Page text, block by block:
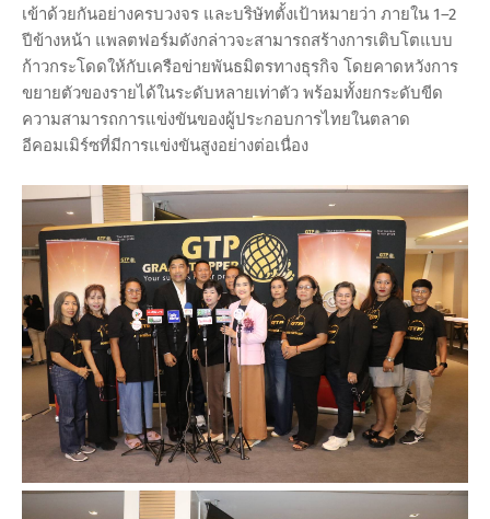
เข้าด้วยกันอย่างครบวงจร และบริษัทตั้งเป้าหมายว่า ภายใน 1–2
ปีข้างหน้า แพลตฟอร์มดังกล่าวจะสามารถสร้างการเติบโตแบบ
ก้าวกระโดดให้กับเครือข่ายพันธมิตรทางธุรกิจ โดยคาดหวังการ
ขยายตัวของรายได้ในระดับหลายเท่าตัว พร้อมทั้งยกระดับขีด
ความสามารถการแข่งขันของผู้ประกอบการไทยในตลาด
อีคอมเมิร์ซที่มีการแข่งขันสูงอย่างต่อเนื่อง